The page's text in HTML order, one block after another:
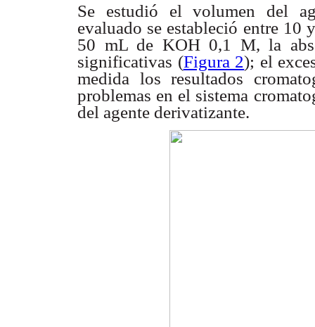
Se estudió el volumen del
evaluado se estableció entre 10
50 mL de KOH 0,1 M, la
significativas (Figura 2); el
medida los resultados
problemas en el sistema
del agente derivatizante.